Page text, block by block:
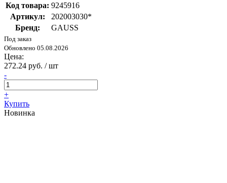
Код товара: 9245916
Артикул:
202003030*
Бренд:
GAUSS
Под заказ
Обновлено 05.08.2026
Цена:
272.24 руб. / шт
-
+
Купить
Новинка